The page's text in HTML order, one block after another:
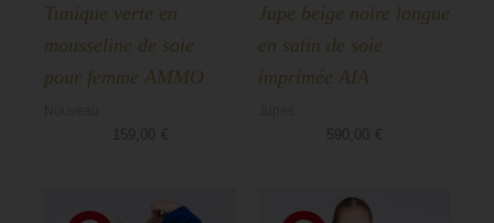
Tunique verte en
mousseline de soie
pour femme AMMO
159,00
Jupe beige noire longue
en satin de soie
imprimée AIA
590,00